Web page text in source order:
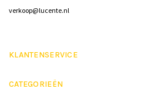
verkoop@lucente.nl
KLANTENSERVICE
CATEGORIEËN